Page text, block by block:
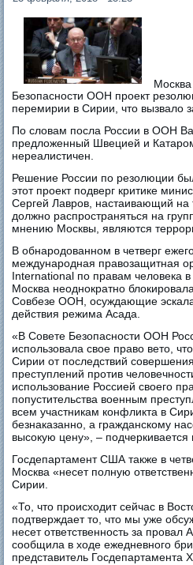
Москва
Безопасности ООН проект
перемирии в Сирии, что вызвало
По словам посла России в ООН
предложенный Швецией и
нереалистичен.
Решение России по резолюции
этот проект подверг критике
Сергей Лавров, настаивающий
должно распространяться на
мнению Москвы, являются
В обнародованном в четверг
международная правозащитная
International по правам человека
Москва неоднократно
Совбезе ООН, осуждающие
действия режима Асада.
«В Совете Безопасности ООН
использовала свое право вето,
Сирии от последствий
преступлений против
использование Россией своего
попустительства военным
всем участникам конфликта в
безнаказанно, а гражданскому
высокую цену», – подчеркивается
Госдепартамент США также в
Москва «несет полную
Сирии.
«То, что происходит сейчас в
подтверждает то, что мы уже
несет ответственность за провал
сообщила в ходе ежедневного
представитель Госдепартамента